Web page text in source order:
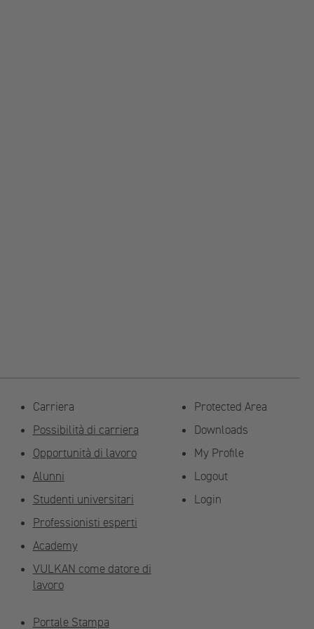
Carriera
Possibilità di carriera
Opportunità di lavoro
Alunni
Studenti universitari
Professionisti esperti
Academy
VULKAN come datore di
lavoro
Protected Area
Downloads
My Profile
Logout
Login
Portale Stampa